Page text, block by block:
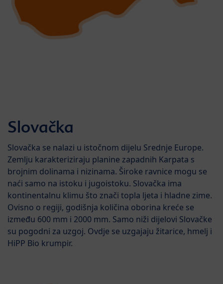
Slovačka
Slovačka se nalazi u istočnom dijelu Srednje Europe.
Zemlju karakteriziraju planine zapadnih Karpata s
brojnim dolinama i nizinama. Široke ravnice mogu se
naći samo na istoku i jugoistoku. Slovačka ima
kontinentalnu klimu što znači topla ljeta i hladne zime.
Ovisno o regiji, godišnja količina oborina kreće se
između 600 mm i 2000 mm. Samo niži dijelovi Slovačke
su pogodni za uzgoj. Ovdje se uzgajaju žitarice, hmelj i
HiPP Bio krumpir.